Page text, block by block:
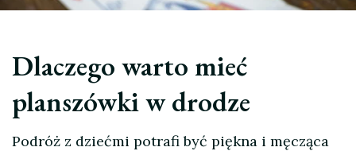
Dlaczego warto mieć
planszówki w drodze
Podróż z dziećmi potrafi być piękna i męcząca